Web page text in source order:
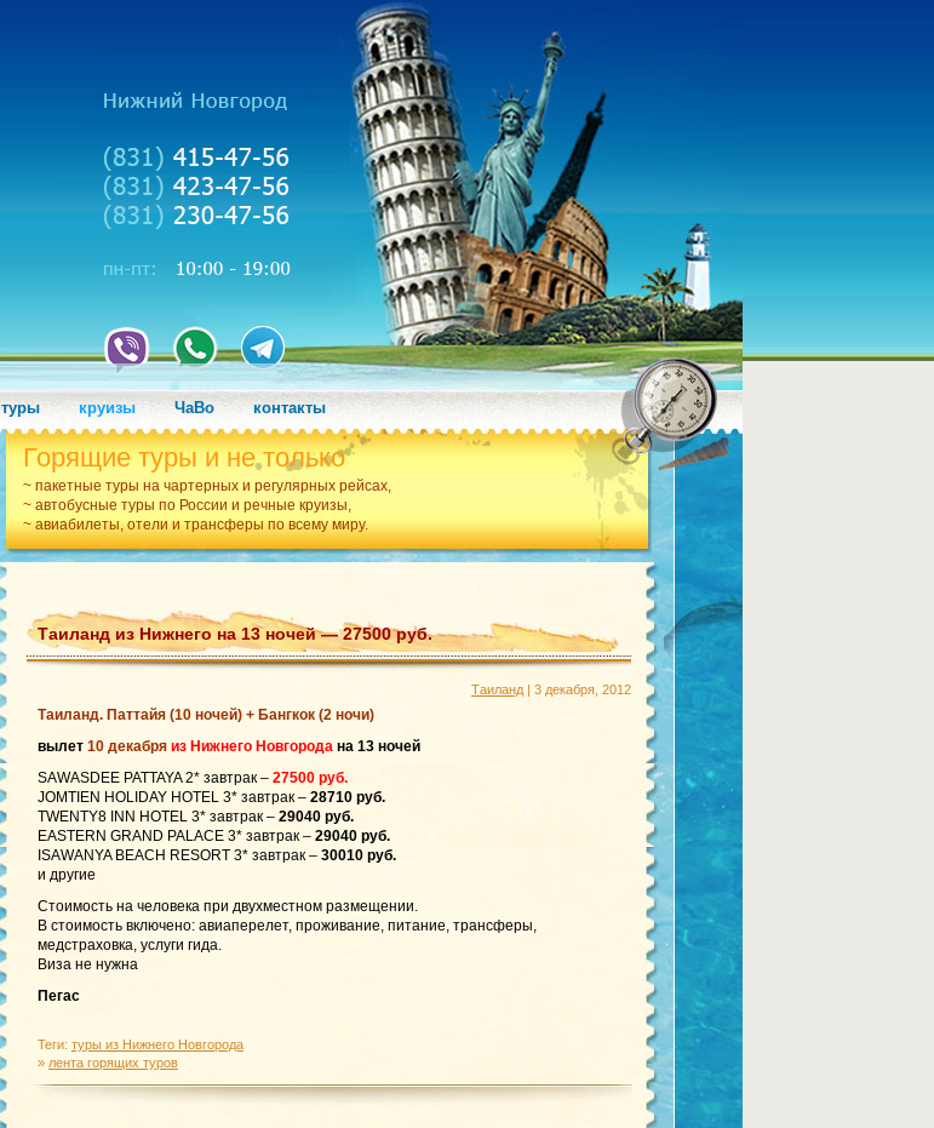
туры круизы ЧаВо контакты
Горящие туры и не только
~ пакетные туры на чартерных и регулярных рейсах,
~ автобусные туры по России и речные круизы,
~ авиабилеты, отели и трансферы по всему миру.
Таиланд из Нижнего на 13 ночей — 27500 руб.
Таиланд | 3 декабря, 2012
Таиланд. Паттайя (10 ночей) + Бангкок (2 ночи)
вылет 10 декабря из Нижнего Новгорода на 13 ночей
SAWASDEE PATTAYA 2* завтрак – 27500 руб.
JOMTIEN HOLIDAY HOTEL 3* завтрак – 28710 руб.
TWENTY8 INN HOTEL 3* завтрак – 29040 руб.
EASTERN GRAND PALACE 3* завтрак – 29040 руб.
ISAWANYA BEACH RESORT 3* завтрак – 30010 руб.
и другие
Стоимость на человека при двухместном размещении.
В стоимость включено: авиаперелет, проживание, питание, трансферы,
медстраховка, услуги гида.
Виза не нужна
Пегас
Теги: туры из Нижнего Новгорода
» лента горящих туров